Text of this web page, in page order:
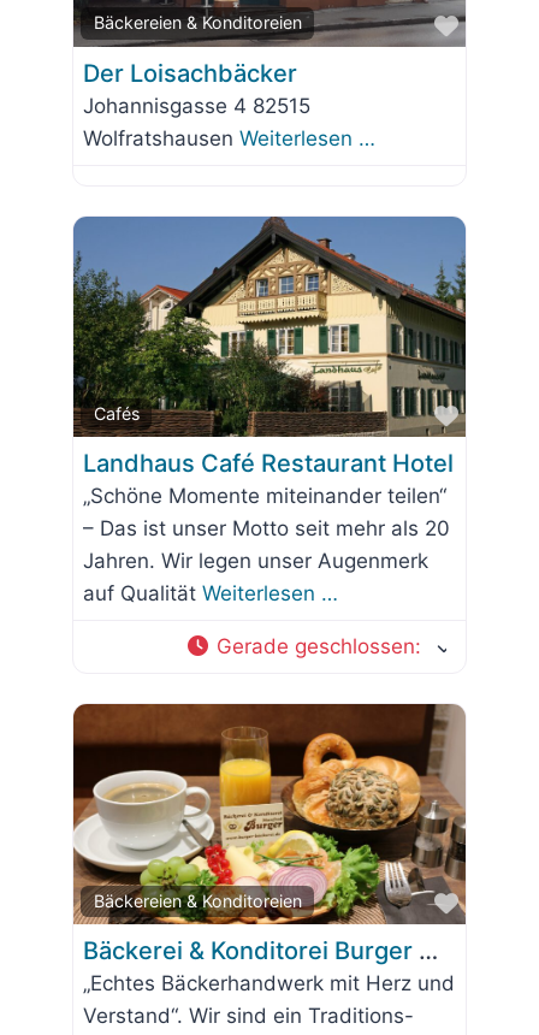
Bäckereien & Konditoreien
Favorit
Der Loisachbäcker
Johannisgasse 4 82515
Wolfratshausen Weiterlesen …
Cafés
Favorit
Landhaus Café Restaurant Hotel
„Schöne Momente miteinander teilen“
– Das ist unser Motto seit mehr als 20
Jahren. Wir legen unser Augenmerk
auf Qualität Weiterlesen …
Gerade geschlossen:
Bäckereien & Konditoreien
Favorit
Bäckerei & Konditorei Burger Wolfratshausen
„Echtes Bäckerhandwerk mit Herz und
Verstand“. Wir sind ein Traditions-